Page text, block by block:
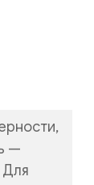
—
Для